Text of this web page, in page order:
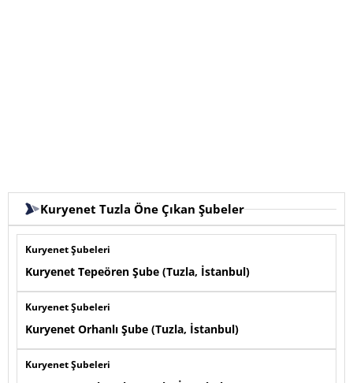
Kuryenet Tuzla Öne Çıkan Şubeler
Kuryenet Şubeleri
Kuryenet Tepeören Şube (Tuzla, İstanbul)
Kuryenet Şubeleri
Kuryenet Orhanlı Şube (Tuzla, İstanbul)
Kuryenet Şubeleri